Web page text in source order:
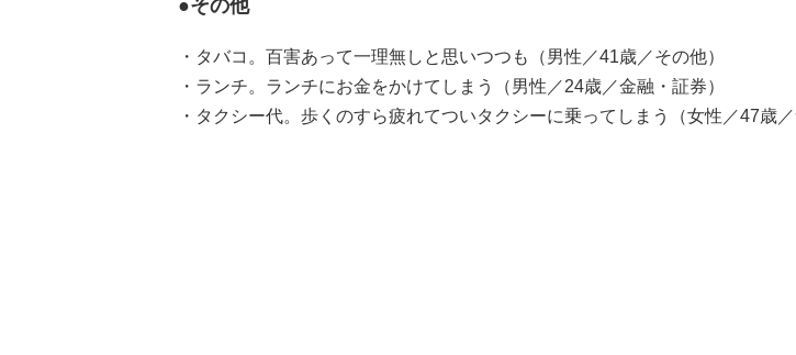
●その他
・タバコ。百害あって一理無しと思いつつも（男性／41歳／その他）
・ランチ。ランチにお金をかけてしまう（男性／24歳／金融・証券）
・タクシー代。歩くのすら疲れてついタクシーに乗ってしまう（女性／47歳／